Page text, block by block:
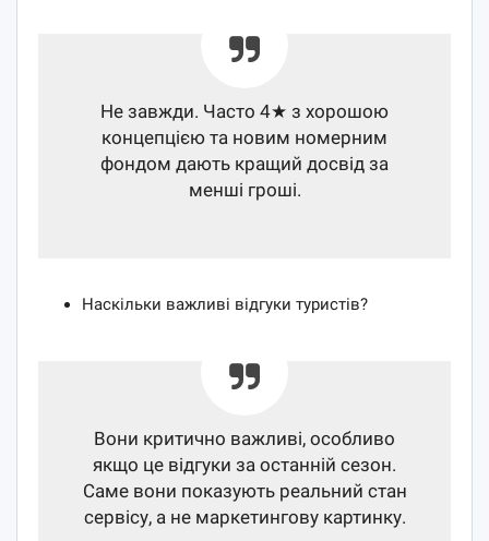
Не завжди. Часто 4★ з хорошою
концепцією та новим номерним
фондом дають кращий досвід за
менші гроші.
Наскільки важливі відгуки туристів?
Вони критично важливі, особливо
якщо це відгуки за останній сезон.
Саме вони показують реальний стан
сервісу, а не маркетингову картинку.